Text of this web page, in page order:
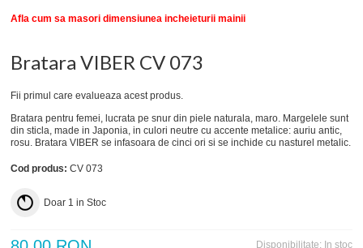
Afla cum sa masori dimensiunea incheieturii mainii
Bratara VIBER CV 073
Fii primul care evalueaza acest produs.
Bratara pentru femei, lucrata pe snur din piele naturala, maro. Margelele sunt
din sticla, made in Japonia, in culori neutre cu accente metalice: auriu antic,
rosu. Bratara VIBER se infasoara de cinci ori si se inchide cu nasturel metalic.
Cod produs:CV 073
Doar 1 in Stoc
Disponibilitate: In stoc